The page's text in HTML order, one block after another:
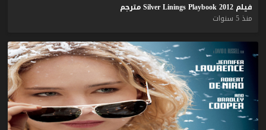
فيلم Silver Linings Playbook 2012
مترجم
منذ 5 سنوات